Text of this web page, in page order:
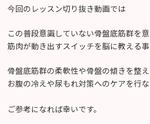
今回のレッスン切り抜き動画では
この普段意識していない骨盤底筋群を意
筋肉が動き出すスイッチを脳に教える
骨盤底筋群の柔軟性や骨盤の傾きを整え
お腹の冷えや尿もれ対策へのケアを行な
ご参考になれば幸いです。